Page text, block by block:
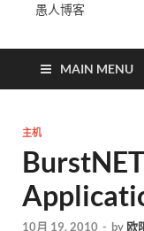
愚人博客
MAIN MENU
主机
10月 19, 2010 - by 欧